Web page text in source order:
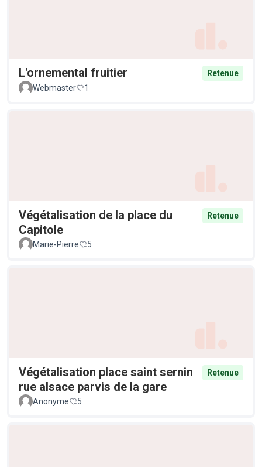
L'ornemental fruitier
Retenue
Webmaster
1
Végétalisation de la place du
Capitole
Retenue
Marie-Pierre 5
Végétalisation place saint sernin
rue alsace parvis de la gare
Retenue
Anonyme 5